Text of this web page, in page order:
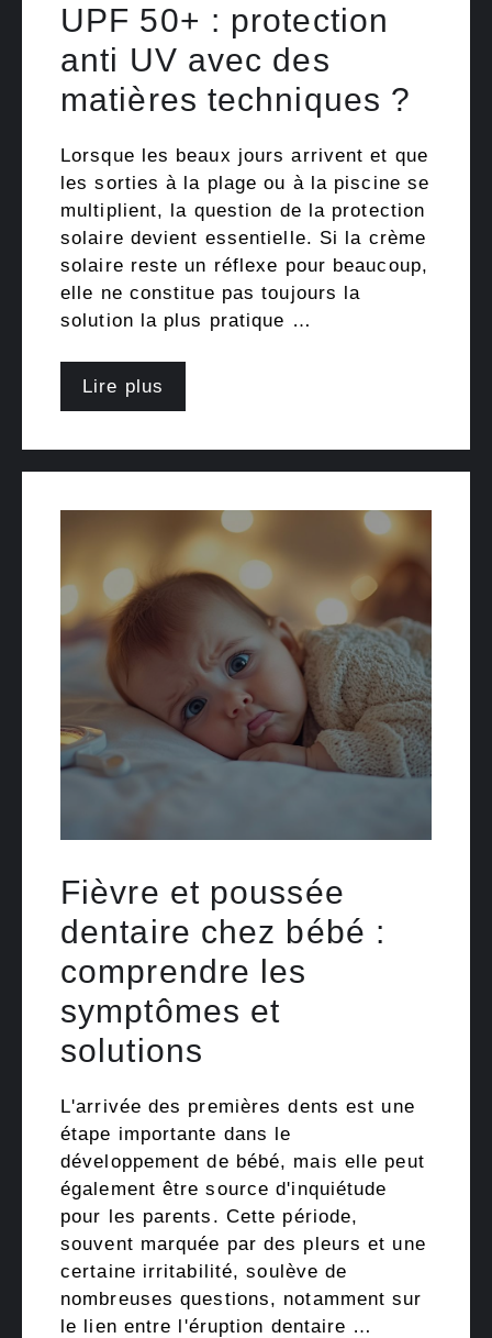
UPF 50+ : protection
anti UV avec des
matières techniques ?
Lorsque les beaux jours arrivent et que
les sorties à la plage ou à la piscine se
multiplient, la question de la protection
solaire devient essentielle. Si la crème
solaire reste un réflexe pour beaucoup,
elle ne constitue pas toujours la
solution la plus pratique …
Lire plus
Fièvre et poussée
dentaire chez bébé :
comprendre les
symptômes et
solutions
L'arrivée des premières dents est une
étape importante dans le
développement de bébé, mais elle peut
également être source d'inquiétude
pour les parents. Cette période,
souvent marquée par des pleurs et une
certaine irritabilité, soulève de
nombreuses questions, notamment sur
le lien entre l'éruption dentaire …